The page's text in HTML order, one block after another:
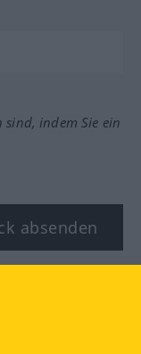
sind, indem Sie ein
absenden